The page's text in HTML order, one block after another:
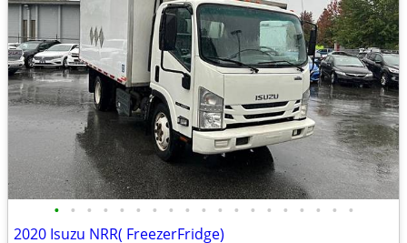
• • • • • • • • • • • • • • • • • • •
2020 Isuzu NRR( FreezerFridge)